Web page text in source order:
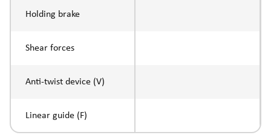
Holding brake
Shear forces
Anti-twist device (V)
Linear guide (F)